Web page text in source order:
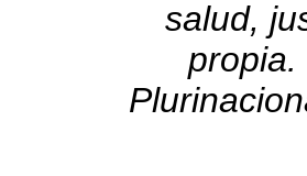
salud,
propia.